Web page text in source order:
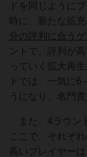
ドを同じように
時に、新たな拡
分の評判に合う
ントで、評判が
っていく拡大再
ドでは、一気に6
うになり、名門
また、4ラウン
ここで、それぞ
高いプレイヤー